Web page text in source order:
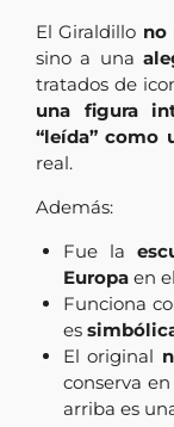
El Giraldillo no
sino a una
tratados de
una figura
“leída” como
real.
Además:
Fue la
Europaen
Funciona
es
El original
conserva en
arriba es